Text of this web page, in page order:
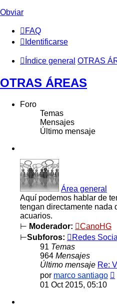
Obviar
FAQ
Identificarse
Índice general OTRAS
OTRAS ÁREAS
Foro
Temas
Mensajes
Último mensaje
Área general
Aquí podemos hablar de
tengan directamente nada
acuarios.
⊢ Moderador:
CanoHG
⊢Subforos: Redes
91 Temas
964 Mensajes
Último mensaje Re:
por marco santiago
01 Oct 2015, 05:10